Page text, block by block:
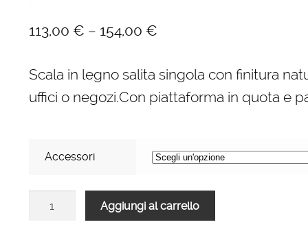
113,00 € – 154,00 €
Scala in legno salita singola con finitura
uffici o negozi.Con piattaforma in quota e
Accessori
Aggiungi al carrello